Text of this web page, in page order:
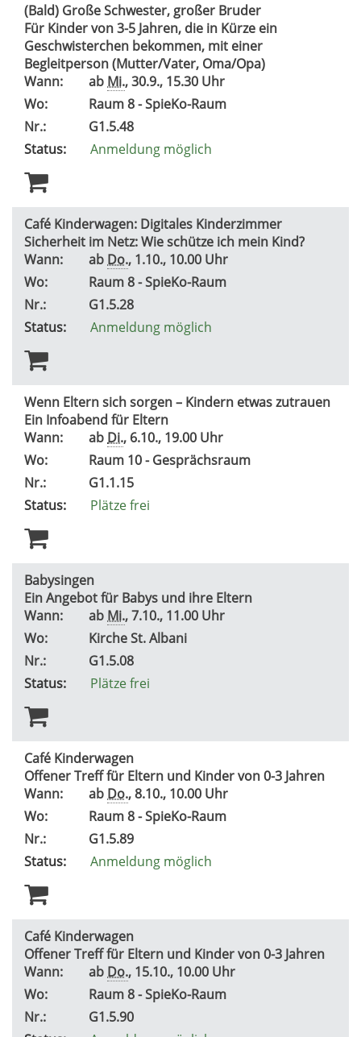
(Bald) Große Schwester, großer Bruder
Für Kinder von 3-5 Jahren, die in Kürze ein
Geschwisterchen bekommen, mit einer
Begleitperson (Mutter/Vater, Oma/Opa)
Wann:
ab Mi., 30.9., 15.30 Uhr
Wo:
Raum 8 - SpieKo-Raum
Nr.:
G1.5.48
Status:
Anmeldung möglich
Café Kinderwagen: Digitales Kinderzimmer
Sicherheit im Netz: Wie schütze ich mein Kind?
Wann:
ab Do., 1.10., 10.00 Uhr
Wo:
Raum 8 - SpieKo-Raum
Nr.:
G1.5.28
Status:
Anmeldung möglich
Wenn Eltern sich sorgen – Kindern etwas zutrauen
Ein Infoabend für Eltern
Wann:
ab Di., 6.10., 19.00 Uhr
Wo:
Raum 10 - Gesprächsraum
Nr.:
G1.1.15
Status:
Plätze frei
Babysingen
Ein Angebot für Babys und ihre Eltern
Wann:
ab Mi., 7.10., 11.00 Uhr
Wo:
Kirche St. Albani
Nr.:
G1.5.08
Status:
Plätze frei
Café Kinderwagen
Offener Treff für Eltern und Kinder von 0-3 Jahren
Wann:
ab Do., 8.10., 10.00 Uhr
Wo:
Raum 8 - SpieKo-Raum
Nr.:
G1.5.89
Status:
Anmeldung möglich
Café Kinderwagen
Offener Treff für Eltern und Kinder von 0-3 Jahren
Wann:
ab Do., 15.10., 10.00 Uhr
Wo:
Raum 8 - SpieKo-Raum
Nr.:
G1.5.90